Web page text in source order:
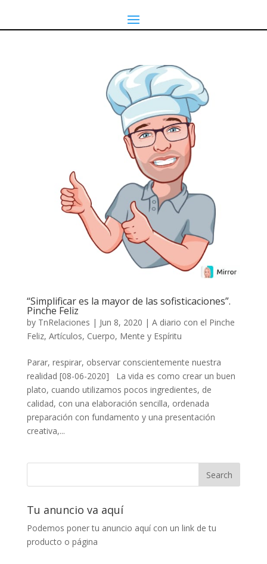
“Simplificar es la mayor de las sofisticaciones”.
Pinche Feliz
by TnRelaciones | Jun 8, 2020 | A diario con el Pinche
Feliz, Artículos, Cuerpo, Mente y Espíritu
Parar, respirar, observar conscientemente nuestra
realidad [08-06-2020] La vida es como crear un buen
plato, cuando utilizamos pocos ingredientes, de
calidad, con una elaboración sencilla, ordenada
preparación con fundamento y una presentación
creativa,...
Tu anuncio va aquí
Podemos poner tu anuncio aquí con un link de tu
producto o página